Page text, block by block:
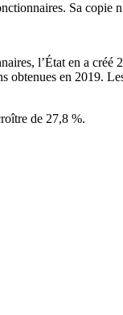
Sa copie
l’État en a créé
en 2019.
de 27,8 %.